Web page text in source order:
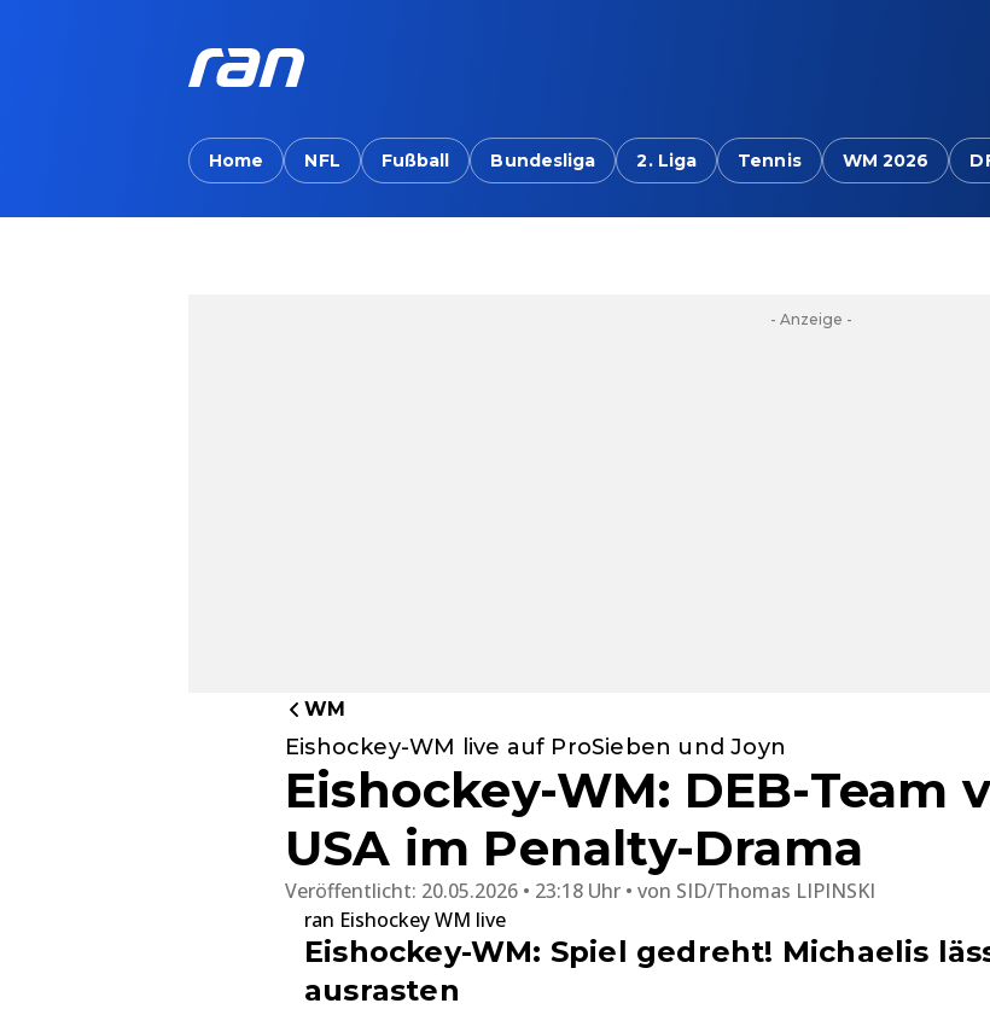
Home NFL Fußball Bundesliga 2. Liga Tennis WM 2026
- Anzeige -
WM
Eishockey-WM live auf ProSieben und Joyn
Eishockey-WM: DEB-Team
USA im Penalty-Drama
Veröffentlicht: 20.05.2026 • 23:18 Uhr von SID/Thomas LIPINSKI
ran Eishockey WM live
Eishockey-WM: Spiel gedreht! Michaelis
ausrasten